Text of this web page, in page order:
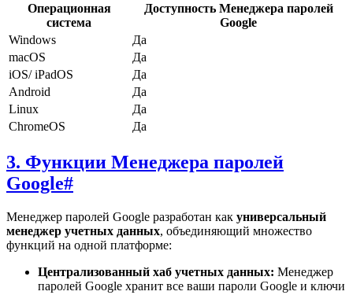
Операционная
система
Доступность Менеджера паролей
Google
Windows
Да
macOS
Да
iOS/ iPadOS
Да
Android
Да
Linux
Да
ChromeOS
Да
3. Функции Менеджера паролей
Google#
Менеджер паролей Google разработан как универсальный
менеджер учетных данных, объединяющий множество
функций на одной платформе:
Централизованный хаб учетных данных: Менеджер
паролей Google хранит все ваши пароли Google и ключи